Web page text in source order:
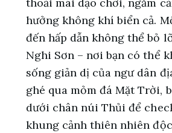
thoải mái dạo chơi, ngắm
hưởng không khí biển cả.
đến hấp dẫn không thể bỏ
Nghi Sơn – nơi bạn có thể
sống giản dị của ngư dân
ghé qua mỏm đá Mặt Trời,
dưới chân núi Thủi để
khung cảnh thiên nhiên